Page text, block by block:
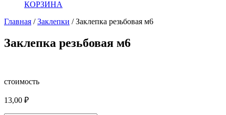
КОРЗИНА
Главная /Заклепки / Заклепка резьбовая м6
Заклепка резьбовая м6
стоимость
13,00 ₽